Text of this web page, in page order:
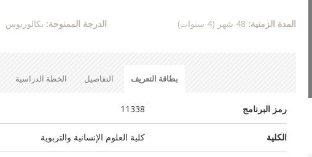
المدة الزمنية: الدرجة الممنوحة: بكالوريوس
بطاقة التعريف التفاصيل الخطة الدراسية
رمز البرنامج 11338
الكلية كلية العلوم الإنسانية والتربوية